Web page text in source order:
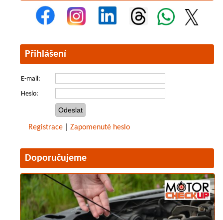
Přihlášení
E-mail:
Heslo:
Registrace Zapomenuté heslo
Doporučujeme